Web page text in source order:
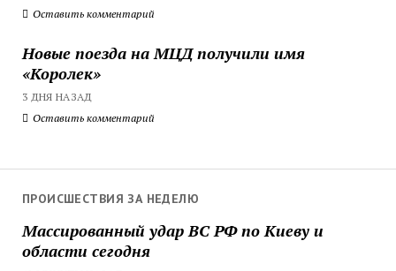
Оставить комментарий
Новые поезда на МЦД получили имя
«Королек»
3 ДНЯ НАЗАД
Оставить комментарий
ПРОИСШЕСТВИЯ ЗА НЕДЕЛЮ
Массированный удар ВС РФ по Киеву и
области сегодня